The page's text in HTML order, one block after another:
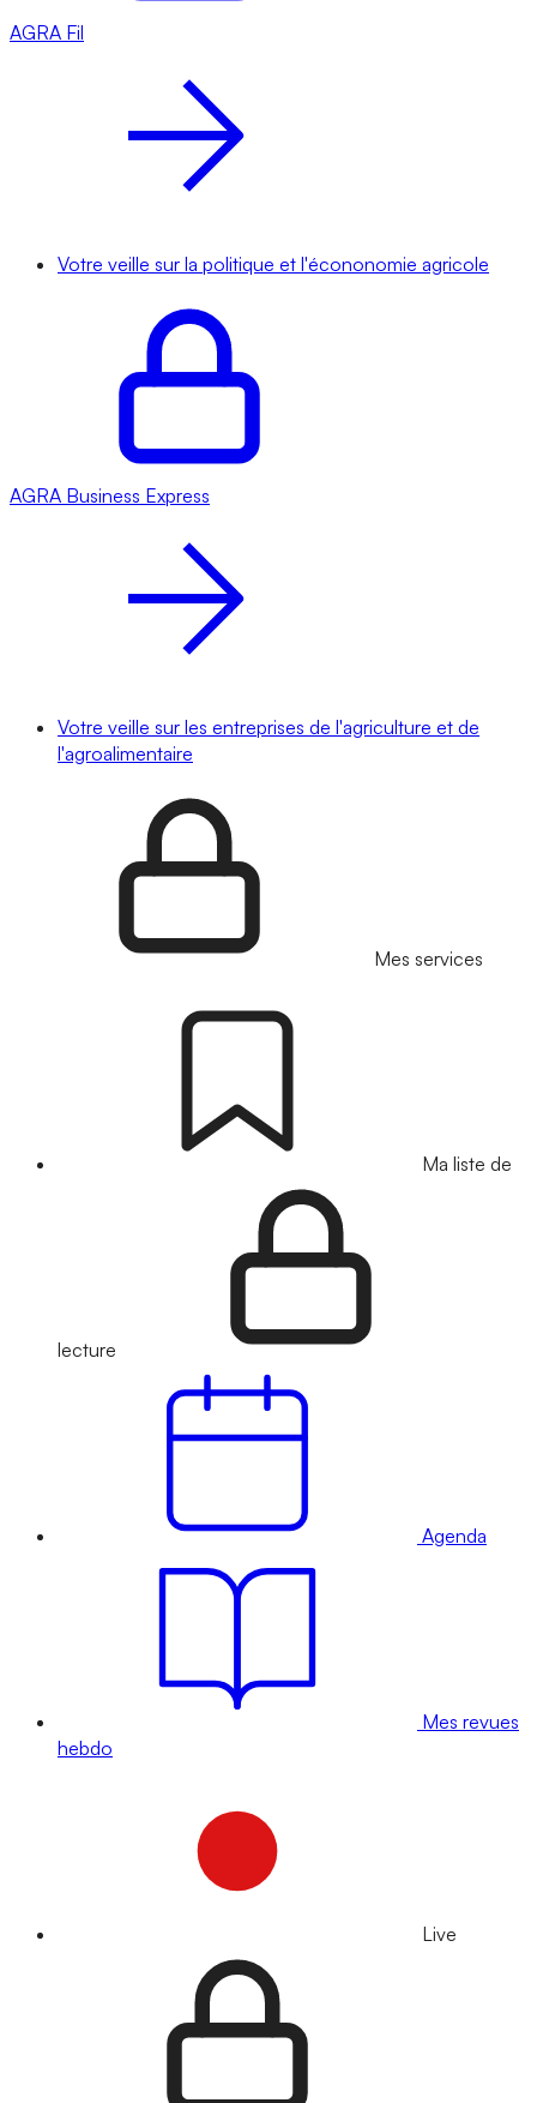
AGRA Fil
Votre veille sur la politique et l'écononomie agricole
AGRA Business Express
Votre veille sur les entreprises de l'agriculture et de
l'agroalimentaire
Mes services
Ma liste de
lecture
Agenda
Mes revues
hebdo
Live